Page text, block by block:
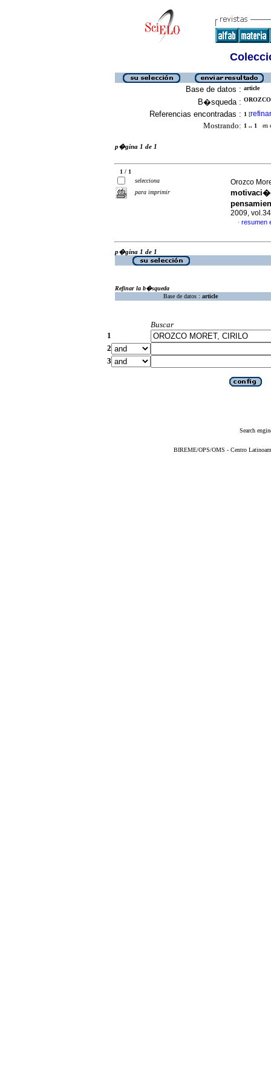
Base de datos : article
B�squeda :
Referencias encontradas : 1 [refinar
Mostrando: 1 .. 1 en
p�gina 1 de 1
1 / 1
selecciona
para imprimir
Orozco
2009,
· resumen
p�gina 1 de 1
Refinar la b�squeda
Base de datos : article
Buscar
1
2
3
Search
BIREME/OPS/OMS - Centro